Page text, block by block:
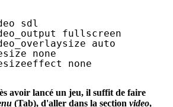
sdl
fullscreen
auto
none
none
avoir lancé un jeu, il suffit de faire
(Tab), d'aller dans la section video,